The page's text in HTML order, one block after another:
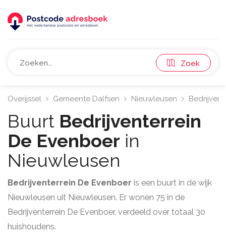
Zoek
Overijssel Gemeente Dalfsen Nieuwleusen
Buurt Bedrijventerrein
De Evenboer in
Nieuwleusen
Bedrijventerrein De Evenboer is een buurt in de wijk
Nieuwleusen uit Nieuwleusen. Er wonen 75 in de
Bedrijventerrein De Evenboer, verdeeld over totaal 30
huishoudens.